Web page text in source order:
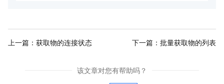
上一篇： 获取物的连接状态 下一篇： 批量获取物的列表
该文章对您有帮助吗？